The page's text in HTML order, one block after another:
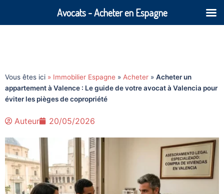
Vous êtes ici » Immobilier Espagne » Acheter » Acheter un
appartement à Valence : Le guide de votre avocat à Valencia pour
éviter les pièges de copropriété
Auteur 20/05/2026
Avocats - Acheter en Espagne